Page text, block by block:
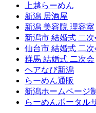
上越らーめん
新潟 居酒屋
新潟 美容院 理容室
新潟市 結婚式 二次
仙台市 結婚式 二次
群馬 結婚式 二次会
ヘアなび新潟
らーめん通販
新潟ホームページ
らーめんポータル